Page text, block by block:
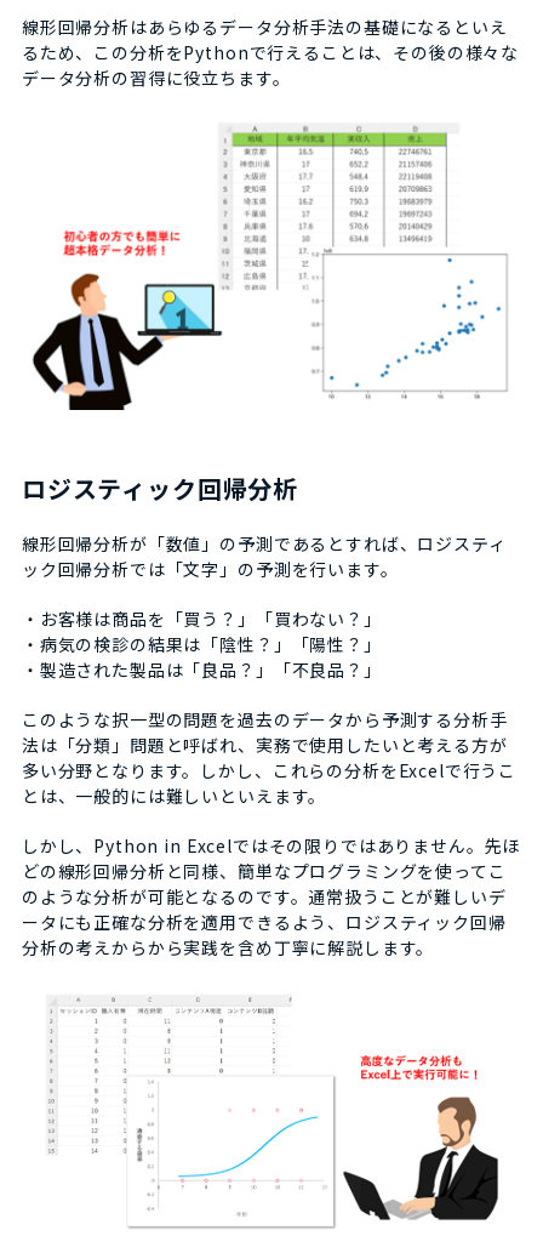
線形回帰分析はあらゆるデータ分析手法の基礎になるといえ
るため、この分析をPythonで行えることは、その後の様々な
データ分析の習得に役立ちます。
ロジスティック回帰分析
線形回帰分析が「数値」の予測であるとすれば、ロジスティ
ック回帰分析では「文字」の予測を行います。
・お客様は商品を「買う？」「買わない？」
・病気の検診の結果は「陰性？」「陽性？」
・製造された製品は「良品？」「不良品？」
このような択一型の問題を過去のデータから予測する分析手
法は「分類」問題と呼ばれ、実務で使用したいと考える方が
多い分野となります。しかし、これらの分析をExcelで行うこ
とは、一般的には難しいといえます。
しかし、Python in Excelではその限りではありません。先ほ
どの線形回帰分析と同様、簡単なプログラミングを使ってこ
のような分析が可能となるのです。通常扱うことが難しいデ
ータにも正確な分析を適用できるよう、ロジスティック回帰
分析の考えからから実践を含め丁寧に解説します。